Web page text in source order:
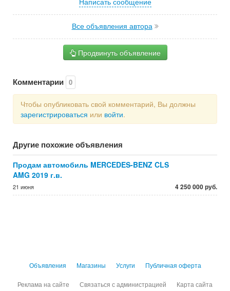
Все объявления автора
Продвинуть объявление
Комментарии 0
Чтобы опубликовать свой комментарий, Вы должны
зарегистрироваться или войти.
Другие похожие объявления
Продам автомобиль MERCEDES-BENZ CLS
AMG 2019 г.в.
21 июня 4 250 000 руб.
Объявления Магазины Услуги Публичная оферта
Реклама на сайте Связаться с администрацией Карта сайта